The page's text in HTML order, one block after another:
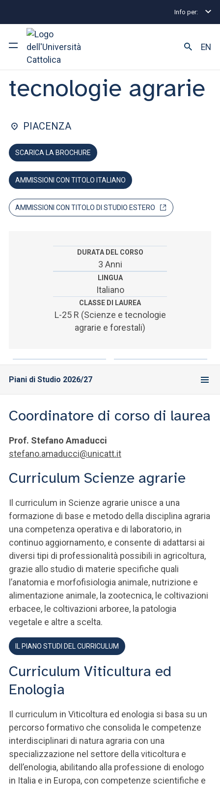
Info per:
Ateneo
Ricerca
Facoltà e campus
SEI UNO STUDENTE ISCRITTO?
SEI UN DOCENTE O UN MEMBRO DELLO STAFF
EN
Scienze e
FACOLTÀ DI: SCIENZE AGRARIE, ALIMENTARI E AMBIENTALI
Scienze e
tecnologie agrarie
PIACENZA
SCARICA LA BROCHURE
AMMISSIONI CON TITOLO ITALIANO
AMMISSIONI CON TITOLO DI STUDIO ESTERO
DURATA DEL CORSO
3 Anni
LINGUA
Italiano
CLASSE DI LAUREA
L-25 R (Scienze e tecnologie
agrarie e forestali)
Piani di Studio 2026/27
Coordinatore di corso di laurea
Prof. Stefano Amaducci
stefano.amaducci@unicatt.it
Curriculum Scienze agrarie
Il curriculum in Scienze agrarie unisce a una
formazione di base e metodo della disciplina agraria
una competenza operativa e di laboratorio, in
continuo aggiornamento, e consente di adattarsi ai
diversi tipi di professionalità possibili in agricoltura,
grazie allo studio di materie specifiche quali
l’anatomia e morfofisiologia animale, nutrizione e
alimentazione animale, la zootecnica, le coltivazioni
erbacee, le coltivazioni arboree, la patologia
vegetale e altre a scelta.
IL PIANO STUDI DEL CURRICULUM
Curriculum Viticultura ed
Enologia
Il curriculum in Viticoltura ed enologia si basa su un
percorso formativo che consolida le competenze
interdisciplinari di natura agraria con una
specializzazione nel settore della viticoltura e
dell’enologia, abilitando alla professione di enologo
in Italia e in Europa, con competenze scientifiche e